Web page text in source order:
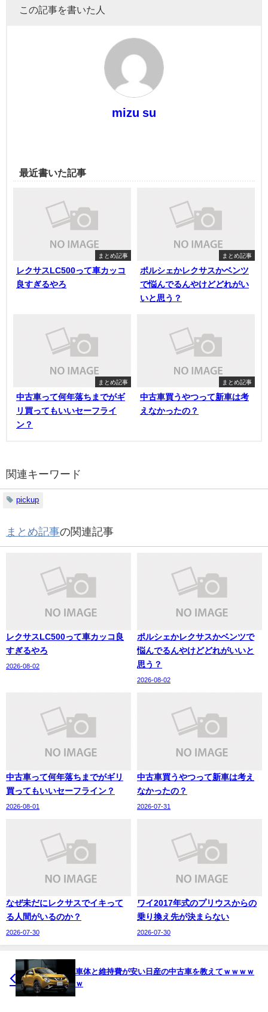
この記事を書いた人
mizu su
最近書いた記事
まとめ記事
レクサスLC500って車カッコ
良すぎるやろ
まとめ記事
ポルシェかレクサスかベンツ
で悩んでるんやけどどれがい
いと思う？
まとめ記事
中古車って何年落ちまでがギ
リ買ってもいいセーフライ
ン？
まとめ記事
中古車買うやつって新車は考
えなかったの？
関連キーワード
pickup
まとめ記事の関連記事
レクサスLC500って車カッコ良
すぎるやろ
2026-08-02
ポルシェかレクサスかベンツで
悩んでるんやけどどれがいいと
思う？
2026-08-02
中古車って何年落ちまでがギリ
買ってもいいセーフライン？
2026-08-01
中古車買うやつって新車は考え
なかったの？
2026-07-31
なぜ未だにレクサスでイキって
る人間がいるのか？
2026-07-30
ワイ2017年式のプリウスからの
乗り換え先が決まらない
2026-07-30
車体と維持費が安い日産の中古車を教えてｗｗｗｗ
ｗ